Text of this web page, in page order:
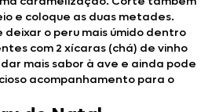
e coloque as duas metades.
deixar o peru mais úmido dentro
com 2 xícaras (chá) de vinho
mais sabor à ave e ainda pode
acompanhamento para o